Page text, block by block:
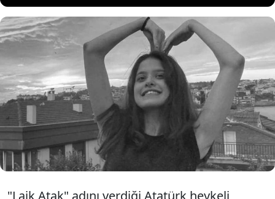
Sosyal medyada büyük yankı uyandıran "Laik
Atak" başlıklı Atatürk heykeli çalışmasıyla
hafızalara kazınan 31 yaşındaki dijital sanatçı
Melek Ege Özen, Polonya'da tedavi gördüğü
hastanede yaşam mücadelesini kaybetti.
"Laik Atak" adını verdiği Atatürk heykeli